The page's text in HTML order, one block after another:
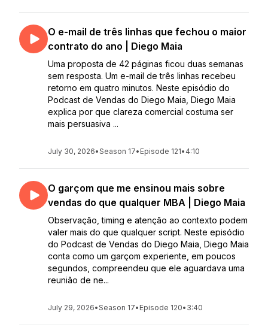
O e-mail de três linhas que fechou o maior
contrato do ano | Diego Maia
Uma proposta de 42 páginas ficou duas semanas
sem resposta. Um e-mail de três linhas recebeu
retorno em quatro minutos. Neste episódio do
Podcast de Vendas do Diego Maia, Diego Maia
explica por que clareza comercial costuma ser
mais persuasiva ...
July 30, 2026•Season 17• Episode 121• 4:10
O garçom que me ensinou mais sobre
vendas do que qualquer MBA | Diego Maia
Observação, timing e atenção ao contexto podem
valer mais do que qualquer script. Neste episódio
do Podcast de Vendas do Diego Maia, Diego Maia
conta como um garçom experiente, em poucos
segundos, compreendeu que ele aguardava uma
reunião de ne...
July 29, 2026•Season 17• Episode 120• 3:40